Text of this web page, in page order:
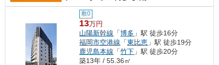
敷0
13万円
山陽新幹線 「博多 」駅 徒歩16分
福岡市空港線 「東比恵 」駅 徒歩19分
鹿児島本線 「竹下 」駅 徒歩20分
築13年 / 55.36㎡